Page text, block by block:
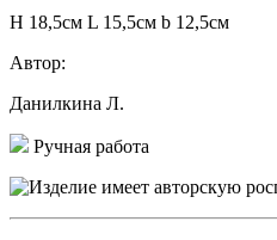
H 18,5см L 15,5см b 12,5см
Автор:
Данилкина Л.
Ручная работа